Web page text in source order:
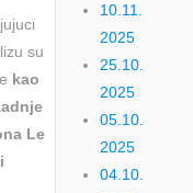
su
kao
Le
10.11.
2025
25.10.
2025
05.10.
2025
04.10.